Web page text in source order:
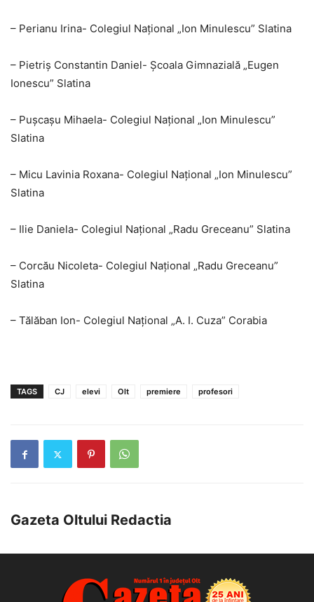
– Perianu Irina- Colegiul Național „Ion Minulescu” Slatina
– Pietriș Constantin Daniel- Școala Gimnazială „Eugen
Ionescu” Slatina
– Pușcașu Mihaela- Colegiul Național „Ion Minulescu”
Slatina
– Micu Lavinia Roxana- Colegiul Național „Ion Minulescu”
Slatina
– Ilie Daniela- Colegiul Național „Radu Greceanu” Slatina
– Corcău Nicoleta- Colegiul Național „Radu Greceanu”
Slatina
– Tălăban Ion- Colegiul Național „A. I. Cuza” Corabia
TAGS CJ elevi Olt premiere profesori
Gazeta Oltului Redactia